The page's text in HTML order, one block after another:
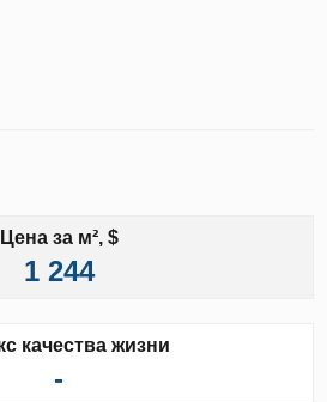
Цена за м², $
1 244
качества жизни
-